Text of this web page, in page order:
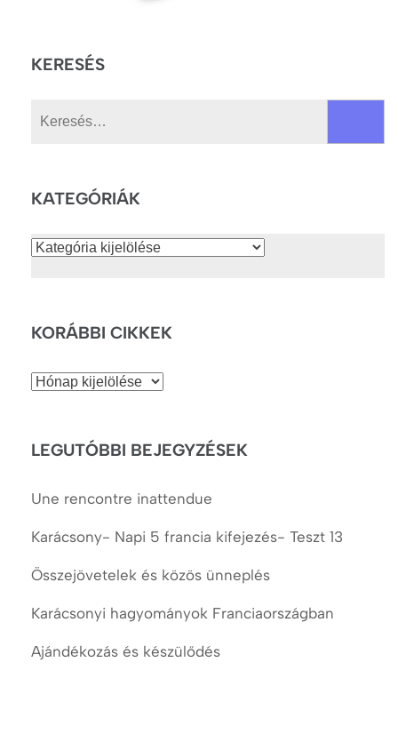
KERESÉS
KATEGÓRIÁK
Kategóriák
KORÁBBI CIKKEK
Korábbi
LEGUTÓBBI BEJEGYZÉSEK
Une rencontre inattendue
Karácsony- Napi 5 francia kifejezés- Teszt 13
Összejövetelek és közös ünneplés
Karácsonyi hagyományok Franciaországban
Ajándékozás és készülődés